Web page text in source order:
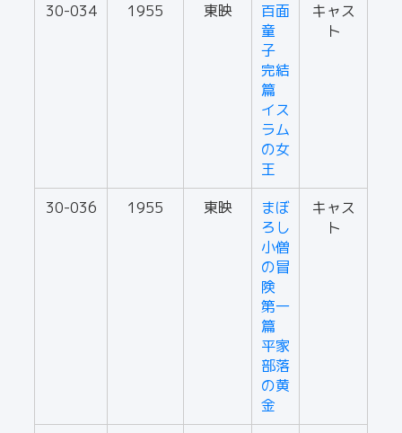
30-034 1955 東映
百面
童
子
完結
篇
イス
ラム
の女
王
キャス
ト
30-036 1955 東映
まぼ
ろし
小僧
の冒
険
第一
篇
平家
部落
の黄
金
キャス
ト